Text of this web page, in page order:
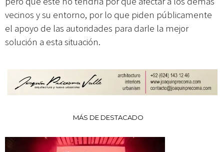
vecinos y su entorno, por lo que piden públicamente
el apoyo de las autoridades para darle la mejor
solución a esta situación.
MÁS DE DESTACADO